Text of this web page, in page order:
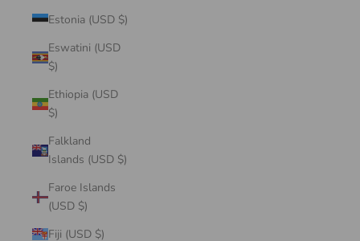
Estonia (USD $)
Eswatini (USD
$)
Ethiopia (USD
$)
Falkland
Islands (USD $)
Faroe Islands
(USD $)
Fiji (USD $)